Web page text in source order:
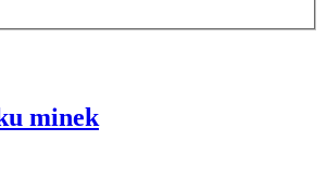
minek